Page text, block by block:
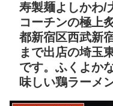
寿製麺よしかわ/
コーチンの極上
都新宿区西武新
まで出店の埼玉
です。ふくよか
味しい鶏ラーメ